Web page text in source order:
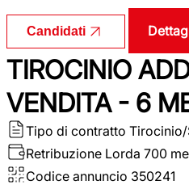
Candidati
TIROCINIO
VENDITA - 6
Tipo di contratto
Retribuzione Lorda 700
Codice annuncio 350241